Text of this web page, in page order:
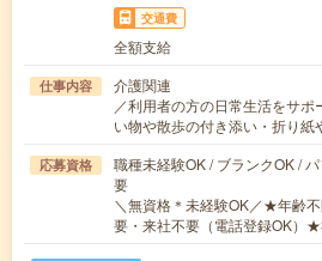
交通費
全額支給
仕事内容
介護関連
／利用者の方の日常生活をサ
い物や散歩の付き添い・折り
応募資格
職種未経験OK / ブランクOK /
要
＼無資格＊未経験OK／★年齢
要・来社不要（電話登録OK）